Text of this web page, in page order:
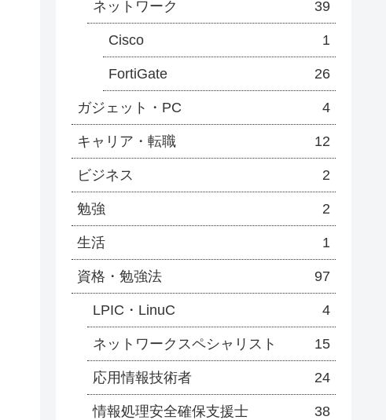
ネットワーク 39
Cisco 1
FortiGate 26
ガジェット・PC 4
キャリア・転職 12
ビジネス 2
勉強 2
生活 1
資格・勉強法 97
LPIC・LinuC 4
ネットワークスペシャリスト 15
応用情報技術者 24
情報処理安全確保支援士 38